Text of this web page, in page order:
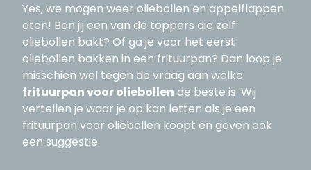
Yes, we mogen weer oliebollen en appelflappen
eten! Ben jij een van de toppers die zelf
oliebollen bakt? Of ga je voor het eerst
oliebollen bakken in een frituurpan? Dan loop je
misschien wel tegen de vraag aan welke
frituurpan voor oliebollen de beste is. Wij
vertellen je waar je op kan letten als je een
frituurpan voor oliebollen koopt en geven ook
een suggestie.